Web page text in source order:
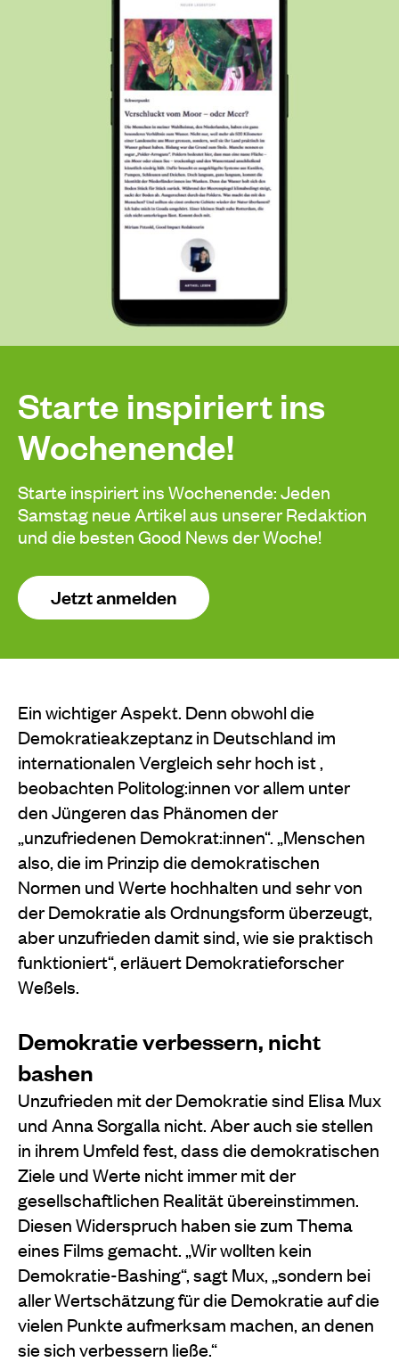
Starte inspiriert ins
Wochenende!
Starte inspiriert ins Wochenende: Jeden
Samstag neue Artikel aus unserer Redaktion
und die besten Good News der Woche!
Jetzt anmelden
Ein wichtiger Aspekt. Denn obwohl die
Demokratieakzeptanz in Deutschland im
internationalen Vergleich sehr hoch ist ,
beobachten Politolog:innen vor allem unter
den Jüngeren das Phänomen der
„unzufriedenen Demokrat:innen“. „Menschen
also, die im Prinzip die demokratischen
Normen und Werte hochhalten und sehr von
der Demokratie als Ordnungsform überzeugt,
aber unzufrieden damit sind, wie sie praktisch
funktioniert“, erläuert Demokratieforscher
Weßels.
Demokratie verbessern, nicht
bashen
Unzufrieden mit der Demokratie sind Elisa Mux
und Anna Sorgalla nicht. Aber auch sie stellen
in ihrem Umfeld fest, dass die demokratischen
Ziele und Werte nicht immer mit der
gesellschaftlichen Realität übereinstimmen.
Diesen Widerspruch haben sie zum Thema
eines Films gemacht. „Wir wollten kein
Demokratie-Bashing“, sagt Mux, „sondern bei
aller Wertschätzung für die Demokratie auf die
vielen Punkte aufmerksam machen, an denen
sie sich verbessern ließe.“